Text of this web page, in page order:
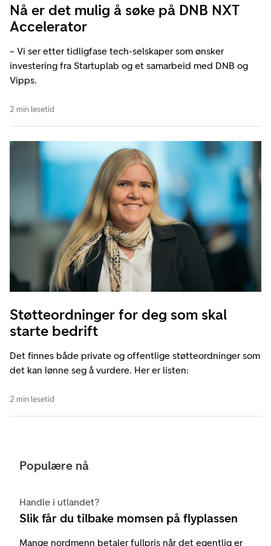
Nå er det mulig å søke på DNB NXT
Accelerator
– Vi ser etter tidligfase tech-selskaper som ønsker
investering fra Startuplab og et samarbeid med DNB og
Vipps.
2 min lesetid
Støtteordninger for deg som skal
starte bedrift
Det finnes både private og offentlige støtteordninger som
det kan lønne seg å vurdere. Her er listen:
2 min lesetid
Populære nå
Handle i utlandet?
Slik får du tilbake momsen på flyplassen
Mange nordmenn betaler fullpris når det egentlig er